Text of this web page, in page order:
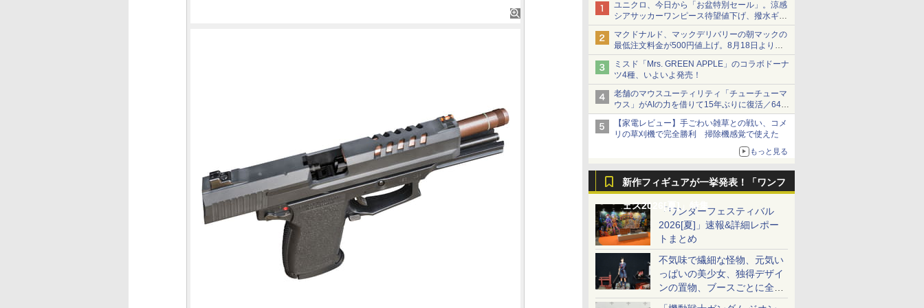
ユニクロ、今日から「お盆特別セール」。涼感
シアサッカーワンピース待望値下げ、撥水ギア
ショーツは1990円に
マクドナルド、マックデリバリーの朝マックの
最低注文料金が500円値上げ。8月18日より
1,500円から受付
ミスド「Mrs. GREEN APPLE」のコラボドーナ
ツ4種、いよいよ発売！
老舗のマウスユーティリティ「チューチューマ
ウス」がAIの力を借りて15年ぶりに復活／64bit
化、Windows 10/11、「Chrome」も走り回
る。復活記念で2026年末まで500円
【家電レビュー】手ごわい雑草との戦い、コメ
リの草刈機で完全勝利 掃除機感覚で使えた
もっと見る
新作フィギュアが一挙発表！「ワンフ
ェス2026[夏]」特集「ワンダーフェスティバル
2026[夏]」速報&詳細レポー
トまとめ
不気味で繊細な怪物、元気い
っぱいの美少女、独得デザイ
ンの置物、ブースごとに全く
異なる世界が広がる一般ディ